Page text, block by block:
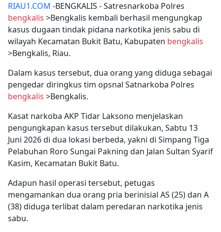
RIAU1.COM -BENGKALIS - Satresnarkoba Polres
bengkalis >Bengkalis kembali berhasil mengungkap
kasus dugaan tindak pidana narkotika jenis sabu di
wilayah Kecamatan Bukit Batu, Kabupaten bengkalis
>Bengkalis, Riau.
Dalam kasus tersebut, dua orang yang diduga sebagai
pengedar diringkus tim opsnal Satnarkoba Polres
bengkalis >Bengkalis.
Kasat narkoba AKP Tidar Laksono menjelaskan
pengungkapan kasus tersebut dilakukan, Sabtu 13
Juni 2026 di dua lokasi berbeda, yakni di Simpang Tiga
Pelabuhan Roro Sungai Pakning dan Jalan Sultan Syarif
Kasim, Kecamatan Bukit Batu.
Adapun hasil operasi tersebut, petugas
mengamankan dua orang pria berinisial AS (25) dan A
(38) diduga terlibat dalam peredaran narkotika jenis
sabu.